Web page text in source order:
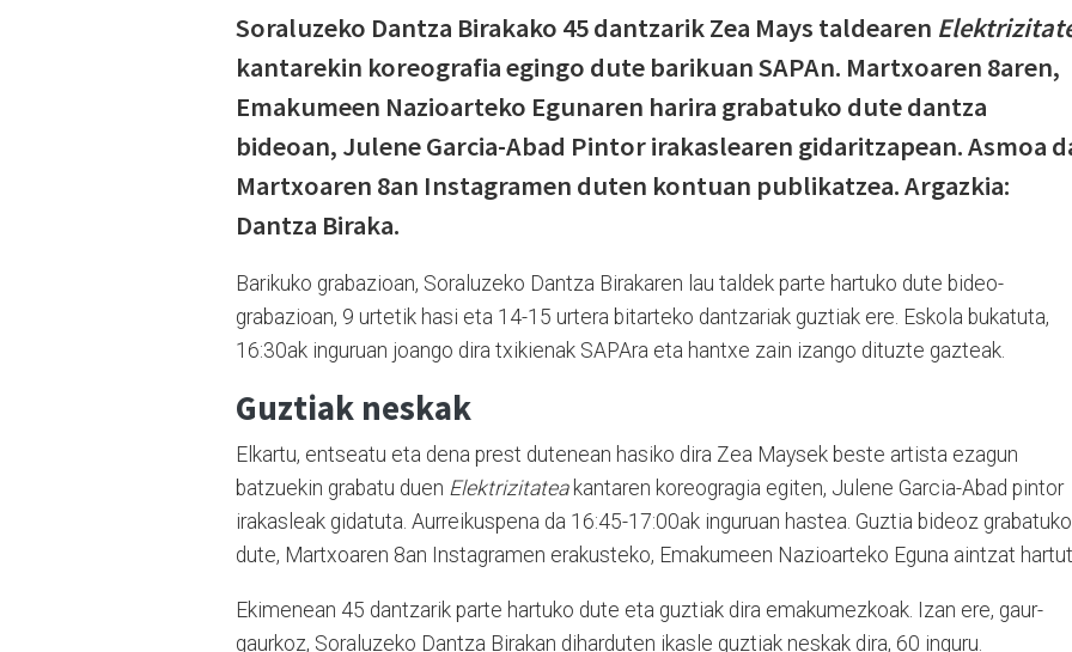
Soraluzeko Dantza Birakako 45 dantzarik Zea Mays taldearen
kantarekin koreografia egingo dute barikuan SAPAn. Martxoaren 8aren,
Emakumeen Nazioarteko Egunaren harira grabatuko dute dantza
bideoan, Julene Garcia-Abad Pintor irakaslearen gidaritzapean. Asmoa
Martxoaren 8an Instagramen duten kontuan publikatzea. Argazkia:
Dantza Biraka.
Barikuko grabazioan, Soraluzeko Dantza Birakaren lau taldek parte hartuko dute bideo-
grabazioan, 9 urtetik hasi eta 14-15 urtera bitarteko dantzariak guztiak ere. Eskola bukatuta,
16:30ak inguruan joango dira txikienak SAPAra eta hantxe zain izango dituzte gazteak.
Guztiak neskak
Elkartu, entseatu eta dena prest dutenean hasiko dira Zea Maysek beste artista ezagun
batzuekin grabatu duen Elektrizitateakantaren koreogragia egiten, Julene Garcia-Abad pintor
irakasleak gidatuta. Aurreikuspena da 16:45-17:00ak inguruan hastea. Guztia bideoz grabatuko
dute, Martxoaren 8an Instagramen erakusteko, Emakumeen Nazioarteko Eguna aintzat
Ekimenean 45 dantzarik parte hartuko dute eta guztiak dira emakumezkoak. Izan ere, gaur-
gaurkoz, Soraluzeko Dantza Birakan diharduten ikasle guztiak neskak dira, 60 inguru.